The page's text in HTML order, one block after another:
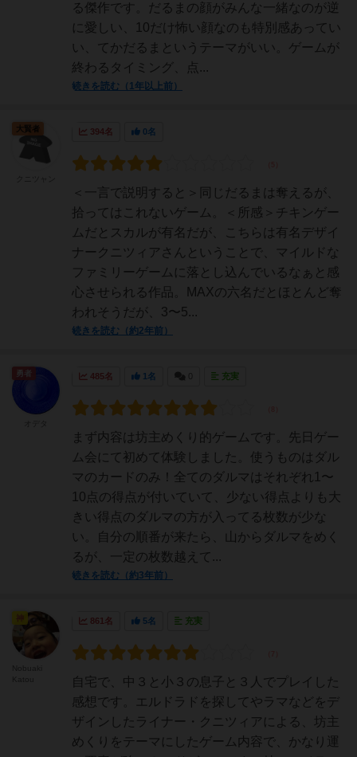
る傑作です。だるまの顔がみんな一緒なのが逆
に愛しい、10だけ怖い顔なのも特別感あってい
い、てかだるまというテーマがいい。ゲームが
終わるタイミング、点...
続きを読む（1年以上前）
394名 0名
＜一言で説明すると＞同じだるまは奪えるが、
拾ってはこれないゲーム。＜所感＞チキンゲー
ムだとスカルが有名だが、こちらは有名デザイ
ナークニツィアさんということで、マイルドな
ファミリーゲームに落とし込んでいるなぁと感
心させられる作品。MAXの六名だとほとんど奪
われそうだが、3〜5...
続きを読む（約2年前）
大賢者
485名 1名 充実
まず内容は坊主めくり的ゲームです。先日ゲー
ム会にて初めて体験しました。使うものはダル
マのカードのみ！全てのダルマはそれぞれ1〜
10点の得点が付いていて、少ない得点よりも大
きい得点のダルマの方が入ってる枚数が少な
い。自分の順番が来たら、山からダルマをめく
るが、一定の枚数越えて...
続きを読む（約3年前）
861名 5名 充実
自宅で、中３と小３の息子と３人でプレイした
感想です。エルドラドを探してやラマなどをデ
ザインしたライナー・クニツィアによる、坊主
めくりをテーマにしたゲーム内容で、かなり運
神